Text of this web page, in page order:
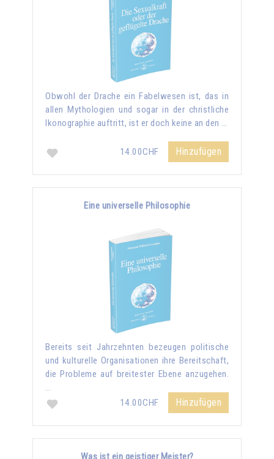
Obwohl der Drache ein Fabelwesen ist, das in
allen Mythologien und sogar in der christliche
Ikonographie auftritt, ist er doch keine an den …
14.00CHF Hinzufügen
Eine universelle Philosophie
Bereits seit Jahrzehnten bezeugen politische
und kulturelle Organisationen ihre Bereitschaft,
die Probleme auf breitester Ebene anzugehen.
…
14.00CHF
Hinzufügen
Was ist ein geistiger Meister?